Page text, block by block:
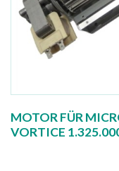
MOTOR FÜR
VORTICE